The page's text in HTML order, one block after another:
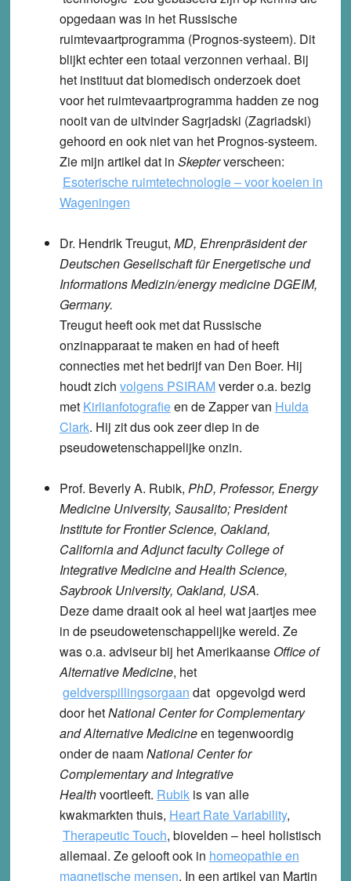
opgedaan was in het Russische
ruimtevaartprogramma (Prognos-systeem). Dit
blijkt echter een totaal verzonnen verhaal. Bij
het instituut dat biomedisch onderzoek doet
voor het ruimtevaartprogramma hadden ze nog
nooit van de uitvinder Sagrjadski (Zagriadski)
gehoord en ook niet van het Prognos-systeem.
Zie mijn artikel dat in Skepterverscheen:
Esoterische ruimtetechnologie – voor koeien in
Wageningen
Dr. Hendrik Treugut, MD, Ehrenpräsident der
Deutschen Gesellschaft für Energetische und
Informations Medizin/energy medicine DGEIM,
Germany.
Treugut heeft ook met dat Russische
onzinapparaat te maken en had of heeft
connecties met het bedrijf van Den Boer. Hij
houdt zich volgens PSIRAMverder o.a. bezig
met Kirlianfotografieen de Zapper van Hulda
Clark. Hij zit dus ook zeer diep in de
pseudowetenschappelijke onzin.
Prof. Beverly A. Rubik, PhD, Professor, Energy
Medicine University, Sausalito; President
Institute for Frontier Science, Oakland,
California and Adjunct faculty College of
Integrative Medicine and Health Science,
Saybrook University, Oakland, USA.
Deze dame draait ook al heel wat jaartjes mee
in de pseudowetenschappelijke wereld. Ze
was o.a. adviseur bij het Amerikaanse Office of
Alternative Medicine, het
geldverspillingsorgaan dat opgevolgd werd
door hetNational Center for Complementary
and Alternative Medicineen tegenwoordig
onder de naamNational Center for
Complementary and Integrative
Healthvoortleeft. Rubikis van alle
kwakmarkten thuis, Heart Rate Variability,
Therapeutic Touch, biovelden – heel holistisch
allemaal. Ze gelooft ook in homeopathie en
magnetische mensen. In een artikel van Martin